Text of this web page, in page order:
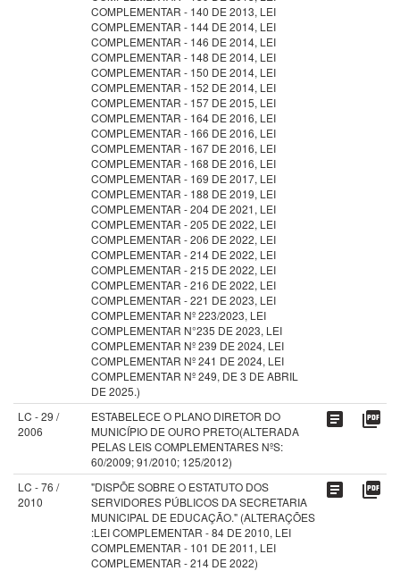
COMPLEMENTAR - 140 DE 2013, LEI
COMPLEMENTAR - 144 DE 2014, LEI
COMPLEMENTAR - 146 DE 2014, LEI
COMPLEMENTAR - 148 DE 2014, LEI
COMPLEMENTAR - 150 DE 2014, LEI
COMPLEMENTAR - 152 DE 2014, LEI
COMPLEMENTAR - 157 DE 2015, LEI
COMPLEMENTAR - 164 DE 2016, LEI
COMPLEMENTAR - 166 DE 2016, LEI
COMPLEMENTAR - 167 DE 2016, LEI
COMPLEMENTAR - 168 DE 2016, LEI
COMPLEMENTAR - 169 DE 2017, LEI
COMPLEMENTAR - 188 DE 2019, LEI
COMPLEMENTAR - 204 DE 2021, LEI
COMPLEMENTAR - 205 DE 2022, LEI
COMPLEMENTAR - 206 DE 2022, LEI
COMPLEMENTAR - 214 DE 2022, LEI
COMPLEMENTAR - 215 DE 2022, LEI
COMPLEMENTAR - 216 DE 2022, LEI
COMPLEMENTAR - 221 DE 2023, LEI
COMPLEMENTAR Nº 223/2023, LEI
COMPLEMENTAR N°235 DE 2023, LEI
COMPLEMENTAR Nº 239 DE 2024, LEI
COMPLEMENTAR Nº 241 DE 2024, LEI
COMPLEMENTAR Nº 249, DE 3 DE ABRIL
DE 2025.)
LC - 29 /
2006
ESTABELECE O PLANO DIRETOR DO
MUNICÍPIO DE OURO PRETO(ALTERADA
PELAS LEIS COMPLEMENTARES NºS:
60/2009; 91/2010; 125/2012)
article picture_as_pdf
LC - 76 /
2010
"DISPÕE SOBRE O ESTATUTO DOS
SERVIDORES PÚBLICOS DA SECRETARIA
MUNICIPAL DE EDUCAÇÃO." (ALTERAÇÕES
:LEI COMPLEMENTAR - 84 DE 2010, LEI
COMPLEMENTAR - 101 DE 2011, LEI
COMPLEMENTAR - 214 DE 2022)
article picture_as_pdf